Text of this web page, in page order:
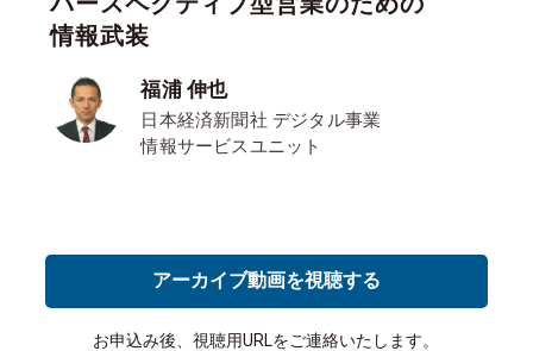
情報武装
福浦 伸也
日本経済新聞社 デジタル事業
情報サービスユニット
アーカイブ動画を視聴する
お申込み後、視聴用URLをご連絡いたします。